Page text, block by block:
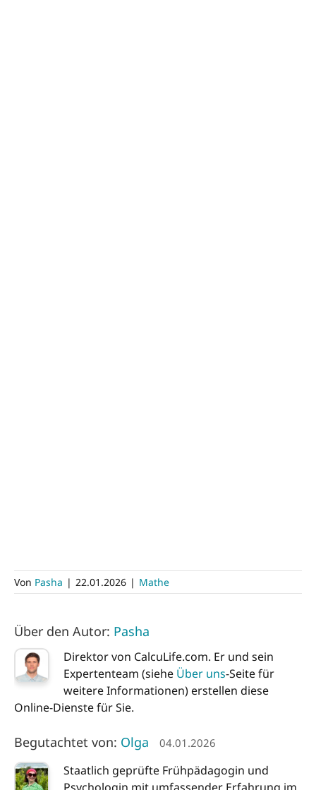
Von Pasha | 22.01.2026 | Mathe
Über den Autor: Pasha
Direktor von CalcuLife.com. Er und sein
Expertenteam (siehe Über uns-Seite für
weitere Informationen) erstellen diese
Online-Dienste für Sie.
Begutachtet von: Olga 04.01.2026
Staatlich geprüfte Frühpädagogin und
Psychologin mit umfassender Erfahrung im